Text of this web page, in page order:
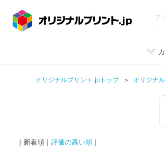
オリジナルプリント.jpトップ オリジナル
｜新着順｜ 評価の高い順｜